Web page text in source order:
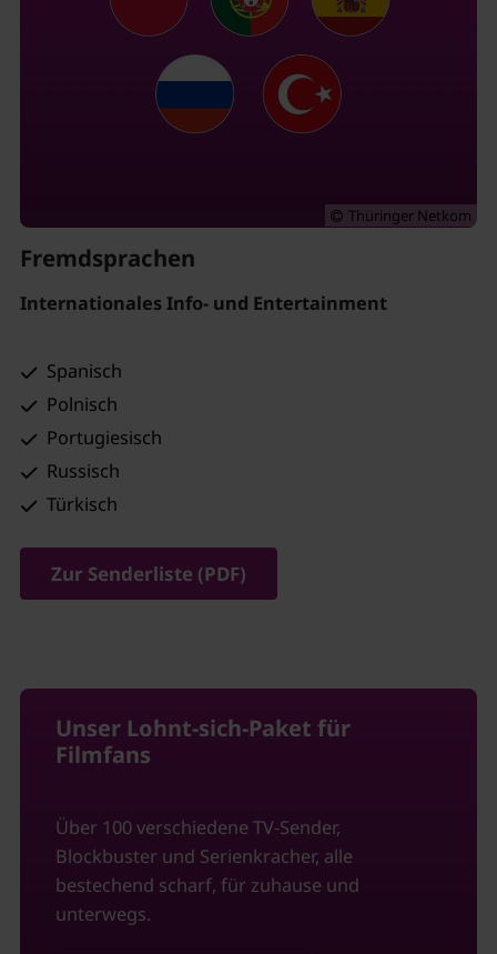
Thüringer Netkom
Fremdsprachen
Internationales Info- und Entertainment
Spanisch
Polnisch
Portugiesisch
Russisch
Türkisch
Zur Senderliste (PDF)
Unser Lohnt-sich-Paket für
Filmfans
Über 100 verschiedene TV-Sender,
Blockbuster und Serienkracher, alle
bestechend scharf, für zuhause und
unterwegs.